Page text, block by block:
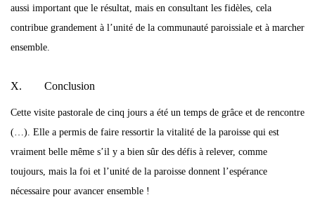
aussi important que le résultat, mais en consultant les fidèles, cela
contribue grandement à l’unité de la communauté paroissiale et à marcher
ensemble.
X. Conclusion
Cette visite pastorale de cinq jours a été un temps de grâce et de rencontre
(…). Elle a permis de faire ressortir la vitalité de la paroisse qui est
vraiment belle même s’il y a bien sûr des défis à relever, comme
toujours, mais la foi et l’unité de la paroisse donnent l’espérance
nécessaire pour avancer ensemble !